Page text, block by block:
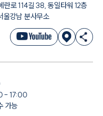
란로 114길 38, 동일타워 12층
울강남 분사무소
- 17:00
가능